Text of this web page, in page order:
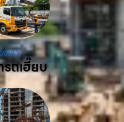
เรา
รถเฮี๊ยบ